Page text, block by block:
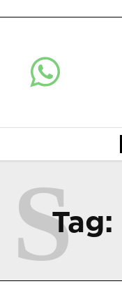
Tag:
S